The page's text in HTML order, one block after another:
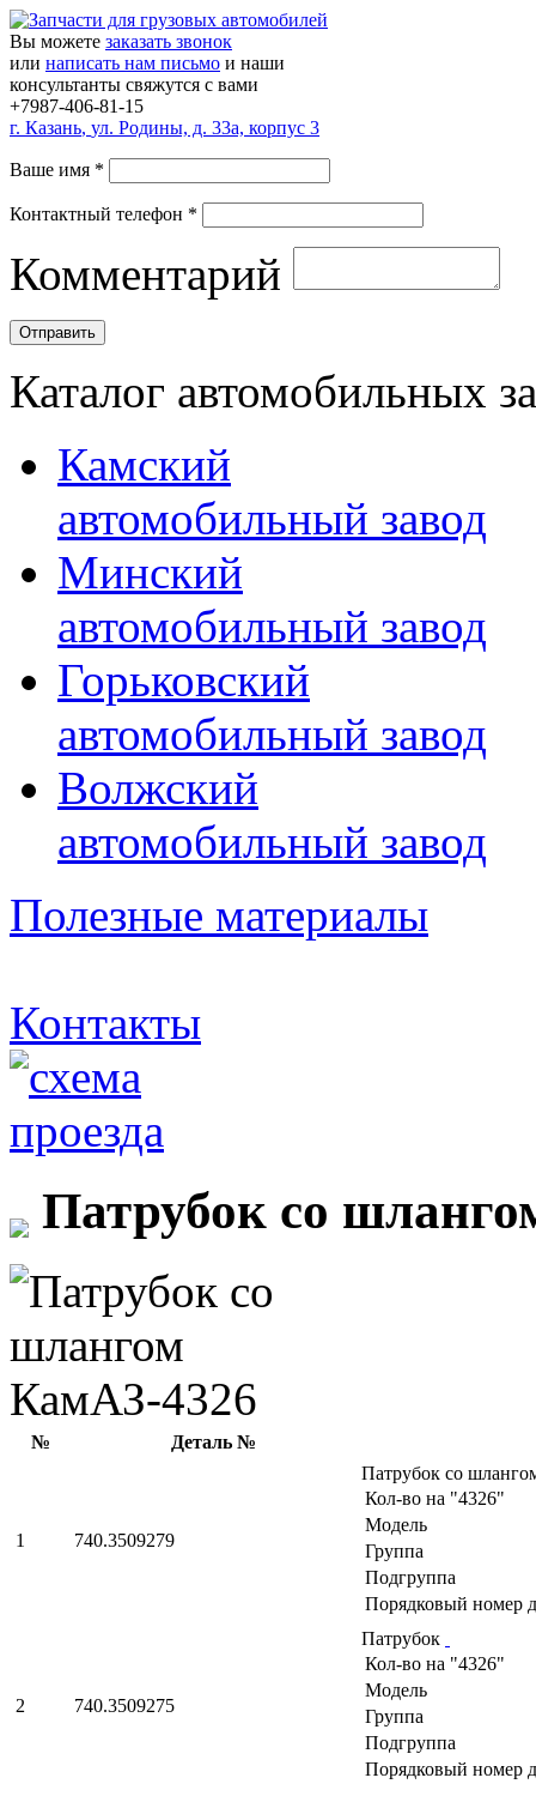
Вы можете заказать звонок
или написать нам письмо и наши
консультанты свяжутся с вами
+7987-406-81-15
г. Казань, ул. Родины, д. 33а, корпус 3
Ваше имя *
Контактный телефон *
Комментарий
Каталог автомобильных
Камский
автомобильный завод
Минский
автомобильный завод
Горьковский
автомобильный завод
Волжский
автомобильный завод
Полезные материалы
Контакты
Патрубок со
№ Деталь №
1 740.3509279
Патрубок со
Кол-во на "4326"
Модель
Группа
Подгруппа
Порядковый номер
2 740.3509275
Патрубок
Кол-во на "4326"
Модель
Группа
Подгруппа
Порядковый номер